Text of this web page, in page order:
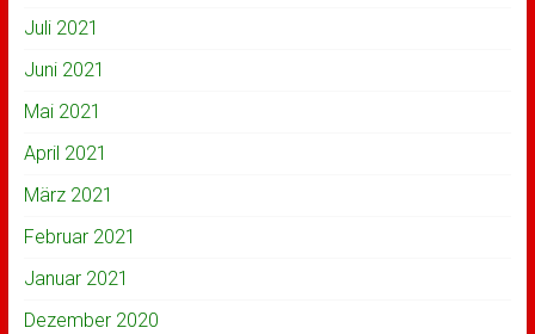
Juli 2021
Juni 2021
Mai 2021
April 2021
März 2021
Februar 2021
Januar 2021
Dezember 2020